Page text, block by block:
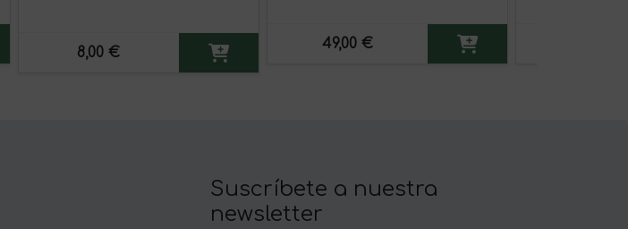
8,00 €
49,00 €
Suscríbete a nuestra
newsletter